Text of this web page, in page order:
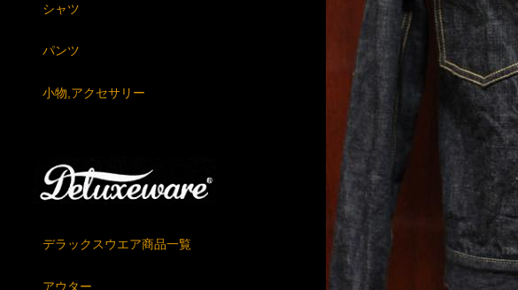
シャツ
パンツ
小物,アクセサリー
デラックスウエア商品一覧
アウター